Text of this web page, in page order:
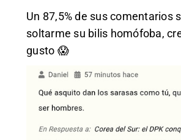
Un 87,5% de sus comentarios
soltarme su bilis homófoba,
gusto 😱